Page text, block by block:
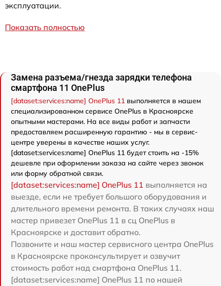
эксплуатации.
Показать полностью
Замена разъема/гнезда зарядки телефона
смартфона 11 OnePlus
[dataset:services:name] OnePlus 11 выполняется в нашем
специализированном сервисе OnePlus в Красноярске
опытными мастерами. На все виды работ и запчасти
предоставляем расширенную гарантию - мы в сервис-
центре уверены в качестве наших услуг.
[dataset:services:name] OnePlus 11 будет стоить на -15%
дешевле при оформлении заказа на сайте через звонок
или форму обратной связи.
[dataset:services:name] OnePlus 11 выполняется на
выезде, если не требует большого оборудования и
длительного времени ремонта. В таких случаях наш
мастер привезет OnePlus 11 в сц OnePlus в
Красноярске и доставит обратно.
Позвоните и наш мастер сервисного центра OnePlus
в Красноярске проконсультирует и озвучит
стоимость работ над смартфона OnePlus 11.
[dataset:services:name] OnePlus 11 по нашей